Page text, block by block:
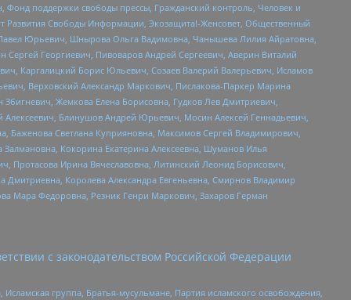
поддержки свободы прессы, Гражданский контроль, Человек и
Развития Свободы Информации, Экозащита!-Женсовет, Общественный
Юрьевич, Шнырова Ольга Вадимовна, Чанышева Лилия Айратовна,
Сергей Георгиевич, Пивоваров Андрей Сергеевич, Аверин Виталий
Каргалицкий Борис Юльевич, Созаев Валерий Валерьевич, Исламов
Верховский Александр Маркович, Пислакова-Паркер Марина
Збигневич, Жемкова Елена Борисовна, Гудков Лев Дмитриевич,
Блинушов Андрей Юрьевич, Мосин Алексей Геннадьевич,
Баженова Светлана Куприяновна, Максимов Сергей Владимирович,
Кокорина Екатерина Алексеевна, Шуманов Илья
Протасова Ирина Вячеславовна, Литинский Леонид Борисович,
Королева Александра Евгеньевна, Смирнов Владимир
Мара Федоровна, Резник Генри Маркович, Захаров Герман
с законодательством Российской Федерации
группа, Братья-мусульмане, Партия исламского освобождения,